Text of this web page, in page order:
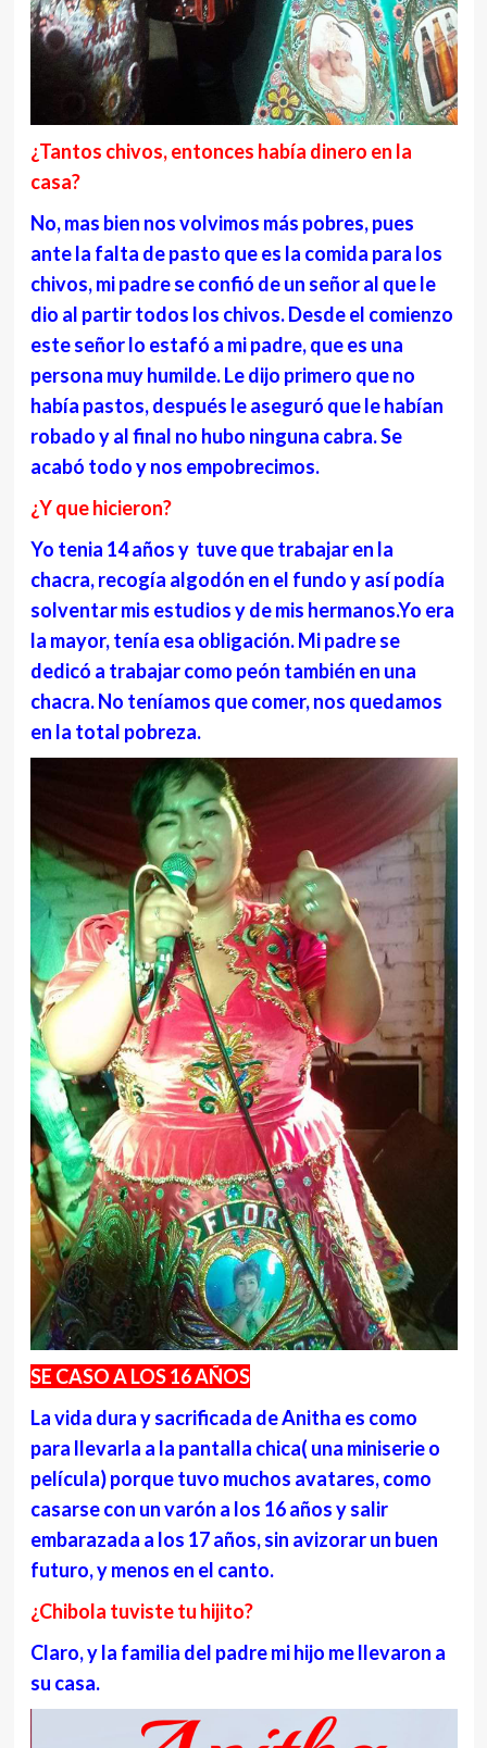
¿Tantos chivos, entonces había dinero en la
casa?
No, mas bien nos volvimos más pobres, pues
ante la falta de pasto que es la comida para los
chivos, mi padre se confió de un señor al que le
dio al partir todos los chivos. Desde el comienzo
este señor lo estafó a mi padre, que es una
persona muy humilde. Le dijo primero que no
había pastos, después le aseguró que le habían
robado y al final no hubo ninguna cabra. Se
acabó todo y nos empobrecimos.
¿Y que hicieron?
Yo tenia 14 años y tuve que trabajar en la
chacra, recogía algodón en el fundo y así podía
solventar mis estudios y de mis hermanos.Yo era
la mayor, tenía esa obligación. Mi padre se
dedicó a trabajar como peón también en una
chacra. No teníamos que comer, nos quedamos
en la total pobreza.
SE CASO A LOS 16 AÑOS
La vida dura y sacrificada de Anitha es como
para llevarla a la pantalla chica( una miniserie o
película) porque tuvo muchos avatares, como
casarse con un varón a los 16 años y salir
embarazada a los 17 años, sin avizorar un buen
futuro, y menos en el canto.
¿Chibola tuviste tu hijito?
Claro, y la familia del padre mi hijo me llevaron a
su casa.